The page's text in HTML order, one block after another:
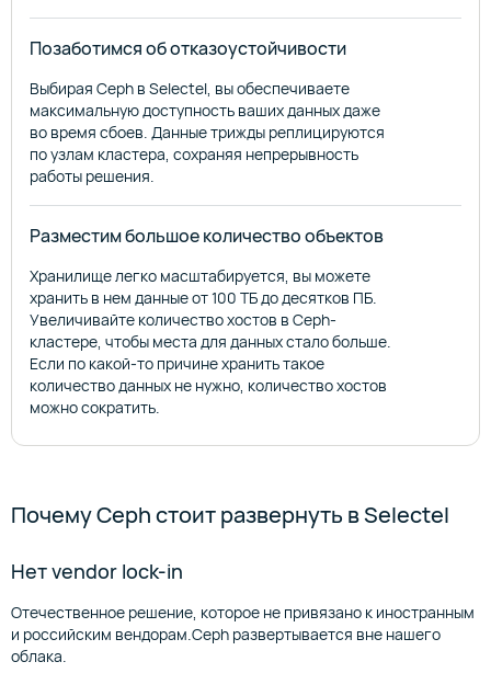
Позаботимся об отказоустойчивости
Выбирая Ceph в Selectel, вы обеспечиваете
максимальную доступность ваших данных даже
во время сбоев. Данные трижды реплицируются
по узлам кластера, сохраняя непрерывность
работы решения.
Разместим большое количество объектов
Хранилище легко масштабируется, вы можете
хранить в нем данные от 100 ТБ до десятков ПБ.
Увеличивайте количество хостов в Ceph-
кластере, чтобы места для данных стало больше.
Если по какой-то причине хранить такое
количество данных не нужно, количество хостов
можно сократить.
Почему Ceph стоит развернуть в Selectel
Нет vendor lock-in
Отечественное решение, которое не привязано к иностранным
и российским вендорам.Ceph развертывается вне нашего
облака.